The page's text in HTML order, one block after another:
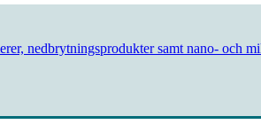
nedbrytningsprodukter samt nano- och